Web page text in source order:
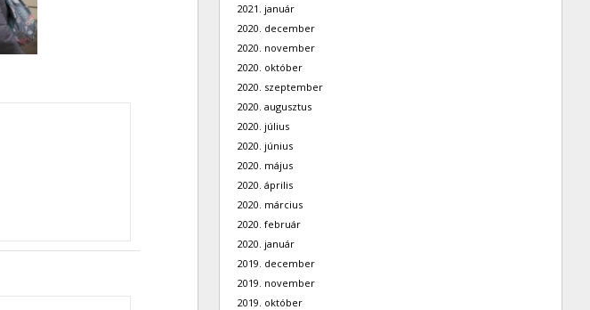
2021. január
2020. december
2020. november
2020. október
2020. szeptember
2020. augusztus
2020. július
2020. június
2020. május
2020. április
2020. március
2020. február
2020. január
2019. december
2019. november
2019. október